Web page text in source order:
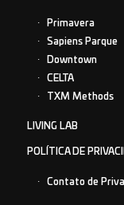
Primavera
Sapiens Parque
Downtown
CELTA
TXM Methods
LIVING LAB
POLÍTICA DE
Contato de